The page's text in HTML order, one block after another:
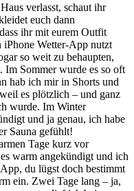
verlasst, schaut ihr
euch dann
ihr mit eurem Outfit
iPhone Wetter-App nutzt
so weit zu behaupten,
Im Sommer wurde es so oft
hab ich mir in Shorts und
es plötzlich – und ganz
wurde. Im Winter
und ja genau, ich habe
Sauna gefühlt!
Tage kurz vor
warm angekündigt und ich
du lügst doch bestimmt
ein. Zwei Tage lang – ja,